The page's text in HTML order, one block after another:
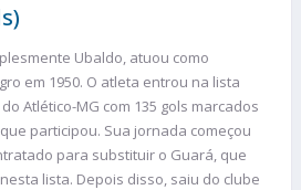
Ubaldo, atuou como
em 1950. O atleta entrou na lista
Atlético-MG com 135 gols marcados
participou. Sua jornada começou
para substituir o Guará, que
lista. Depois disso, saiu do clube